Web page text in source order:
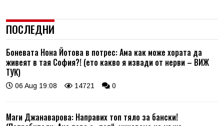
ПОСЛЕДНИ
Боневата Нона Йотова в потрес: Ама как може хората да
живеят в тая София?! (ето какво я извади от нерви – ВИЖ
ТУК)
06 Aug 19:08 14721 0
Маги Джанаварова: Направих топ тяло за бански!